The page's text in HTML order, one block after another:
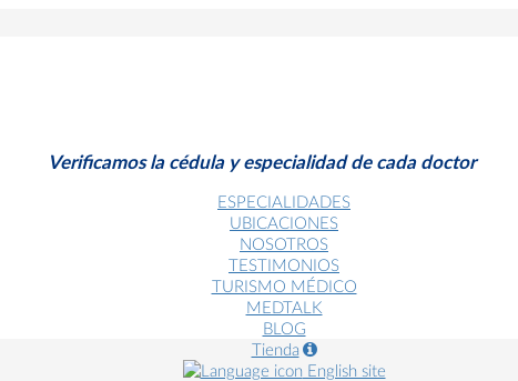
Verificamos la cédula y especialidad de cada doctor
ESPECIALIDADES
UBICACIONES
NOSOTROS
TESTIMONIOS
TURISMO MÉDICO
MEDTALK
BLOG
Tienda
English site